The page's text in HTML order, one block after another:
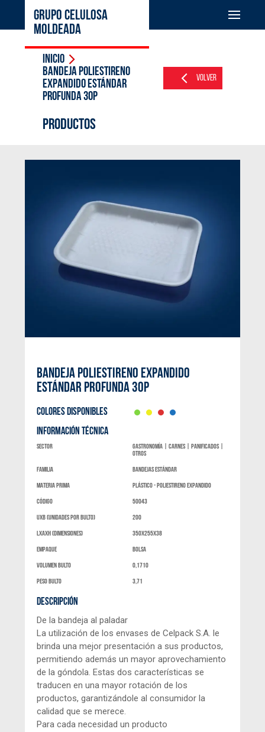
GRUPO CELULOSA
MOLDEADA
Inicio
BANDEJA POLIESTIRENO
EXPANDIDO ESTÁNDAR
PROFUNDA 30P
Volver
PRODUCTOS
BANDEJA POLIESTIRENO EXPANDIDO
ESTÁNDAR PROFUNDA 30P
COLORES DISPONIBLES
INFORMACIÓN TÉCNICA
Sector
Gastronomía | Carnes | Panificados |
Otros
Familia Bandejas Estándar
materia prima Plástico - Poliestireno expandido
código 50043
UXB (unidades por bulto) 200
LxAXH (dimensiones) 350x255x38
Empaque bolsa
Volumen bulto 0,1710
peso bulto 3,71
DESCRIPCIÓN
De la bandeja al paladar
La utilización de los envases de Celpack S.A. le
brinda una mejor presentación a sus productos,
permitiendo además un mayor aprovechamiento
de la góndola. Estas dos características se
traducen en una mayor rotación de los
productos, garantizándole al consumidor la
calidad que se merece.
Para cada necesidad un producto